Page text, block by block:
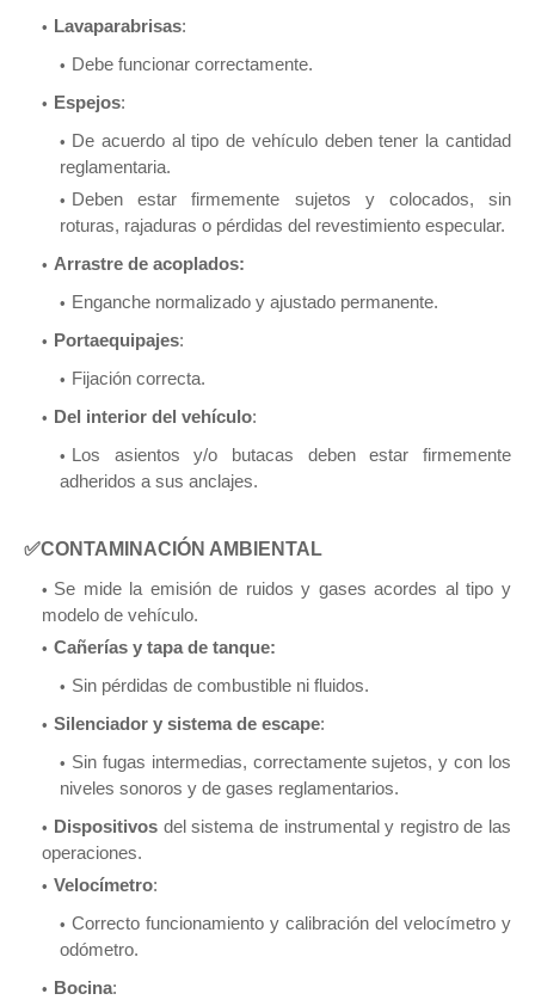
Lavaparabrisas:
Debe funcionar correctamente.
Espejos:
De acuerdo al tipo de vehículo deben tener la cantidad
reglamentaria.
Deben estar firmemente sujetos y colocados, sin
roturas, rajaduras o pérdidas del revestimiento especular.
Arrastre de acoplados:
Enganche normalizado y ajustado permanente.
Portaequipajes:
Fijación correcta.
Del interior del vehículo:
Los asientos y/o butacas deben estar firmemente
adheridos a sus anclajes.
✅CONTAMINACIÓN AMBIENTAL
Se mide la emisión de ruidos y gases acordes al tipo y
modelo de vehículo.
Cañerías y tapa de tanque:
Sin pérdidas de combustible ni fluidos.
Silenciador y sistema de escape:
Sin fugas intermedias, correctamente sujetos, y con los
niveles sonoros y de gases reglamentarios.
Dispositivos del sistema de instrumental y registro de las
operaciones.
Velocímetro:
Correcto funcionamiento y calibración del velocímetro y
odómetro.
Bocina: